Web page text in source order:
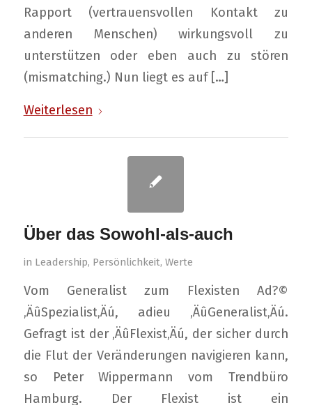
Rapport (vertrauensvollen Kontakt zu
anderen Menschen) wirkungsvoll zu
unterstützen oder eben auch zu stören
(mismatching.) Nun liegt es auf […]
Weiterlesen
Über das Sowohl-als-auch
in Leadership, Persönlichkeit, Werte
Vom Generalist zum Flexisten Ad?©
‚ÄûSpezialist‚Äú, adieu ‚ÄûGeneralist‚Äú.
Gefragt ist der ‚ÄûFlexist‚Äú, der sicher durch
die Flut der Veränderungen navigieren kann,
so Peter Wippermann vom Trendbüro
Hamburg. Der Flexist ist ein